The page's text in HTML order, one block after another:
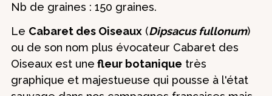
Nb de graines : 150 graines.
Le Cabaret des Oiseaux (Dipsacus fullonum)
ou de son nom plus évocateur Cabaret des
Oiseaux est une fleur botanique très
graphique et majestueuse qui pousse à l'état